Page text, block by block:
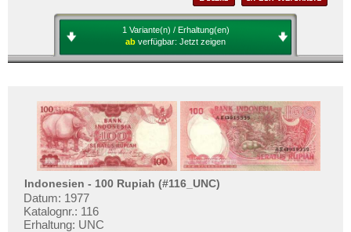
1 Variante(n) / Erhaltung(en)
ab verfügbar: Jetzt zeigen
Indonesien - 100 Rupiah (#116_UNC)
Datum: 1977
Katalognr.: 116
Erhaltung: UNC